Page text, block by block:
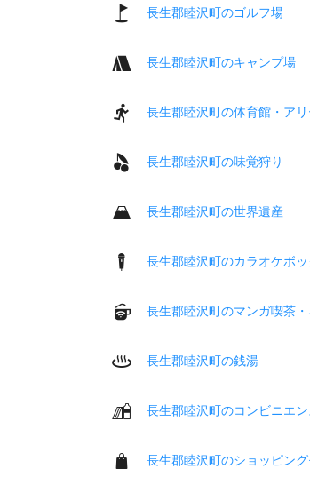
長生郡睦沢町のゴルフ場
長生郡睦沢町のキャンプ場
長生郡睦沢町の体育館・ア
長生郡睦沢町の味覚狩り
長生郡睦沢町の世界遺産
長生郡睦沢町のカラオケボ
長生郡睦沢町のマンガ喫茶
長生郡睦沢町の銭湯
長生郡睦沢町のコンビニエ
長生郡睦沢町のショッピン